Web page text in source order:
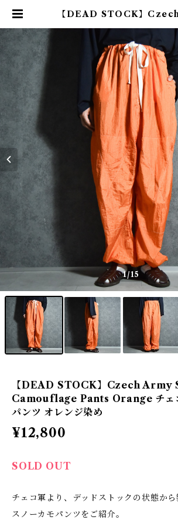
【DEAD STOCK】
range チェコ軍 スノーカモ
オレンジ染め | mark &
(マークアンドカラー
1/15
【DEAD STOCK】Czech Army
Camouflage Pants Orange チェ
パンツ オレンジ染め
¥12,800
SOLD OUT
チェコ軍より、デッドストックの状態か
スノーカモパンツをご紹介。